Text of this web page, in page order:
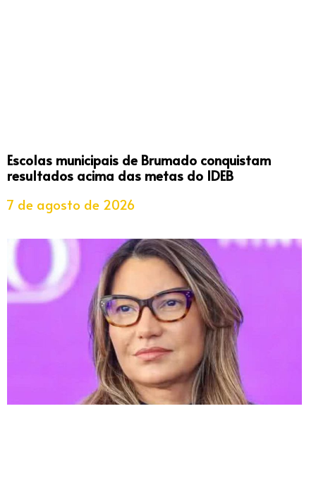
Escolas municipais de Brumado conquistam
resultados acima das metas do IDEB
7 de agosto de 2026